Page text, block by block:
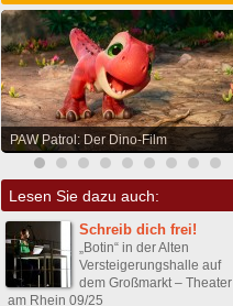
PAW Patrol: Der Dino-Film
Lesen Sie dazu auch:
Schreib dich frei!
„Botin“ in der Alten
Versteigerungshalle auf
dem Großmarkt – Theater
am Rhein 09/25